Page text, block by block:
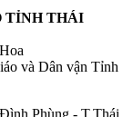
TỈNH THÁI
và Dân vận Tỉnh